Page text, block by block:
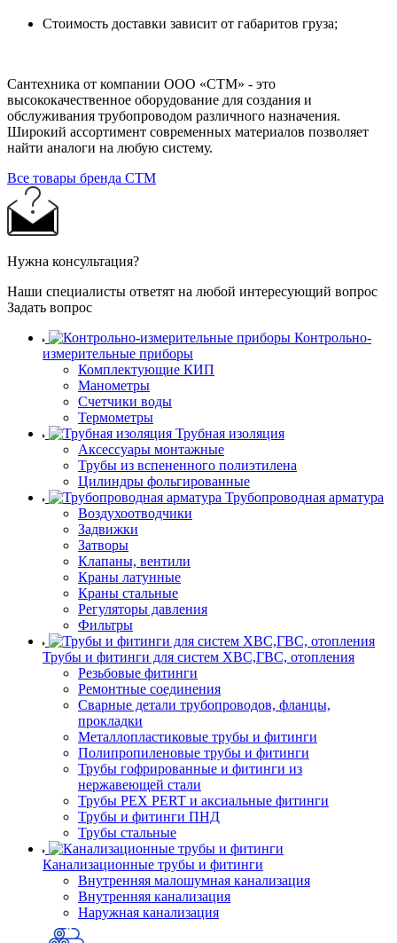
Стоимость доставки зависит от габаритов груза;
Сантехника от компании ООО «СТМ» - это
высококачественное оборудование для создания и
обслуживания трубопроводом различного назначения.
Широкий ассортимент современных материалов позволяет
найти аналоги на любую систему.
Все товары бренда СТМ
Нужна консультация?
Наши специалисты ответят на любой интересующий вопрос
Задать вопрос
Контрольно-
измерительные приборы
Комплектующие КИП
Манометры
Счетчики воды
Термометры
Трубная изоляция
Аксессуары монтажные
Трубы из вспененного полиэтилена
Цилиндры фольгированные
Трубопроводная арматура
Воздухоотводчики
Задвижки
Затворы
Клапаны, вентили
Краны латунные
Краны стальные
Регуляторы давления
Фильтры
Трубы и фитинги для систем ХВС,ГВС, отопления
Резьбовые фитинги
Ремонтные соединения
Сварные детали трубопроводов, фланцы,
прокладки
Металлопластиковые трубы и фитинги
Полипропиленовые трубы и фитинги
Трубы гофрированные и фитинги из
нержавеющей стали
Трубы PEX PERT и аксиальные фитинги
Трубы и фитинги ПНД
Трубы стальные
Канализационные трубы и фитинги
Внутренняя малошумная канализация
Внутренняя канализация
Наружная канализация